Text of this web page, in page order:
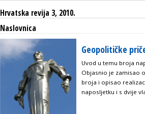
Hrvatska revija 3, 2010.
Naslovnica
Geopolitičke
Uvod u temu broja
Objasnio je zamisao
broja i opisao
naposljetku i s dvije